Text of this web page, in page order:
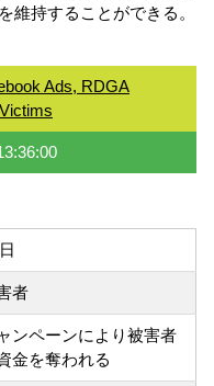
維持することができる。
Ads, RDGA
者
ンペーンにより被害者
金を奪われる